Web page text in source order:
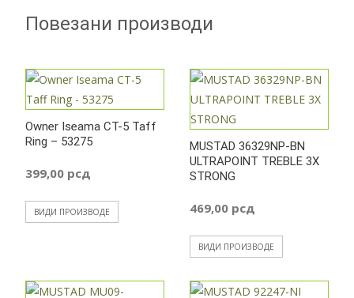
Повезани производи
Owner Iseama CT-5 Taff
Ring – 53275
399,00 рсд
ВИДИ ПРОИЗВОДЕ
MUSTAD 36329NP-BN
ULTRAPOINT TREBLE 3X
STRONG
469,00 рсд
ВИДИ ПРОИЗВОДЕ